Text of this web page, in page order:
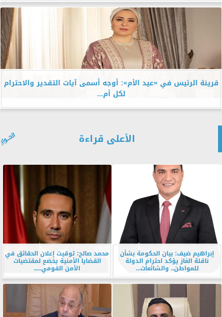
قرينة الرئيس في «عيد الأم»: أوجه أسمى آيات التقدير والاحترام
لكل أم...
الأعلى قراءة
إبراهيم ضيف: بيان الحكومة بشأن
ناقلة الغاز يؤكد احترام الدولة
للمواطن.. والشائعات...
محمد صالح: توقيت إعلان الحقائق في
القضايا الأمنية يخضع لمقتضيات
الأمن القومي.....